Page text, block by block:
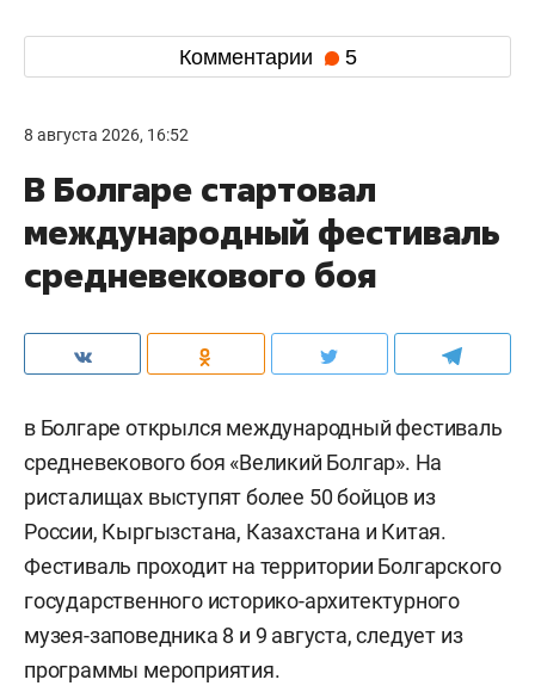
Комментарии 5
8 августа 2026, 16:52
В Болгаре стартовал
международный фестиваль
средневекового боя
в Болгаре открылся международный фестиваль
средневекового боя «Великий Болгар». На
ристалищах выступят более 50 бойцов из
России, Кыргызстана, Казахстана и Китая.
Фестиваль проходит на территории Болгарского
государственного историко-архитектурного
музея-заповедника 8 и 9 августа, следует из
программы мероприятия.